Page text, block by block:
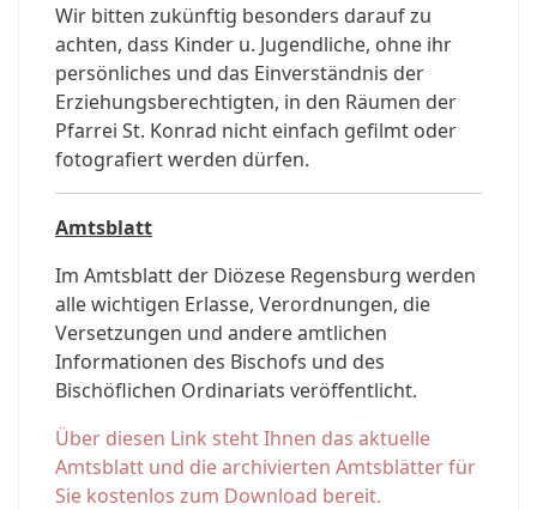
Wir bitten zukünftig besonders darauf zu
achten, dass Kinder u. Jugendliche, ohne ihr
persönliches und das Einverständnis der
Erziehungsberechtigten, in den Räumen der
Pfarrei St. Konrad nicht einfach gefilmt oder
fotografiert werden dürfen.
Amtsblatt
Im Amtsblatt der Diözese Regensburg werden
alle wichtigen Erlasse, Verordnungen, die
Versetzungen und andere amtlichen
Informationen des Bischofs und des
Bischöflichen Ordinariats veröffentlicht.
Über diesen Link steht Ihnen das aktuelle
Amtsblatt und die archivierten Amtsblätter für
Sie kostenlos zum Download bereit.